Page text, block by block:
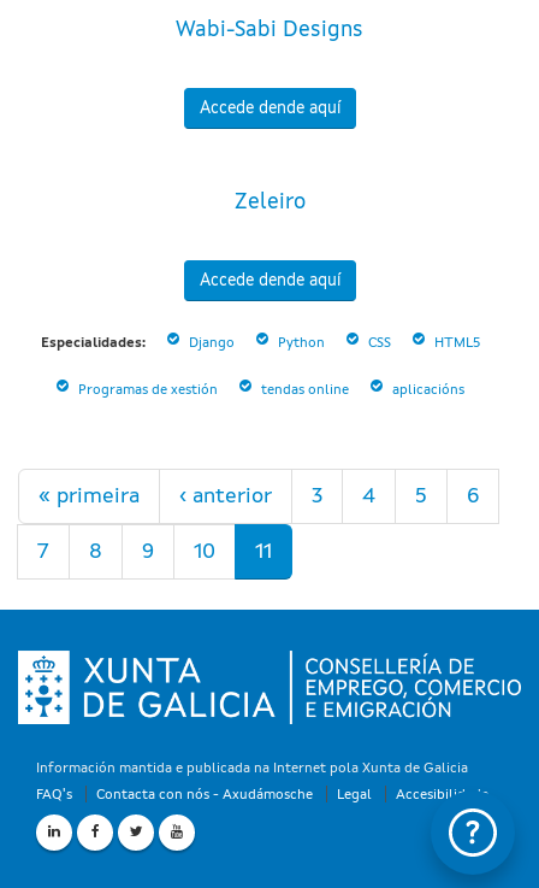
Wabi-Sabi Designs
Accede dende aquí
Zeleiro
Accede dende aquí
Especialidades: Django Python CSS HTML5
Programas de xestión tendas online aplicacións
Páxinas
« primeira ‹ anterior 3 4 5 6
7 8 9 10 11
Información mantida e publicada na Internet pola Xunta de Galicia
FAQ's
Contacta con nós - Axudámosche Legal Accesibilidade